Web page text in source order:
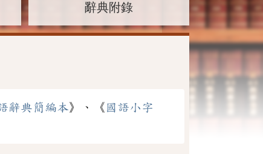
辭典附錄
辭典簡編本》、《 國語小字